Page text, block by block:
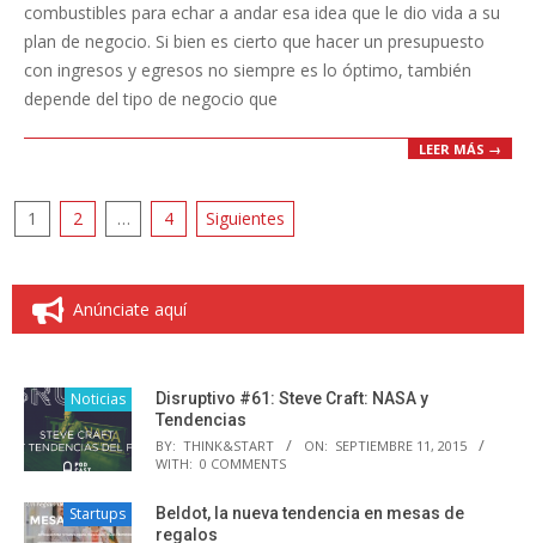
combustibles para echar a andar esa idea que le dio vida a su
plan de negocio. Si bien es cierto que hacer un presupuesto
con ingresos y egresos no siempre es lo óptimo, también
depende del tipo de negocio que
LEER MÁS →
Paginación
entradas
1 2 … 4 Siguientes
Anúnciate aquí
Noticias
Disruptivo #61: Steve Craft: NASA y
Tendencias
BY: THINK&START ON: SEPTIEMBRE 11, 2015
WITH: 0 COMMENTS
Startups
Beldot, la nueva tendencia en mesas de
regalos